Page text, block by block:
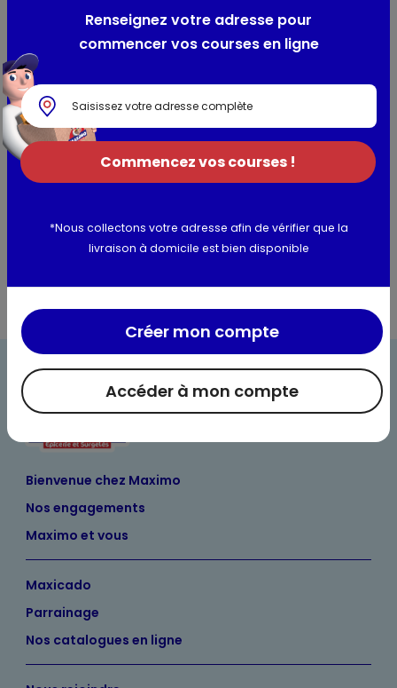
Utilisation et conservation
bicarbonate de sodium, extrait de gousses de vanille (0,1%
dans le fourrage), arôme naturel.
Peut contenir des traces de fruits à coque et de moutarde.
Allergènes :blé, lait, lactosérum , soja
Valeurs nutritionnelles
Informations complémentaires
Bienvenue chez Maximo
Nos engagements
Maximo et vous
Maxicado
Parrainage
Nos catalogues en ligne
Renseignez votre adresse pour
commencer vos courses en ligne
Commencez vos courses !
*Nous collectons votre adresse afin de vérifier que la
livraison à domicile est bien disponible
Accéder à mon compte
Créer mon compte